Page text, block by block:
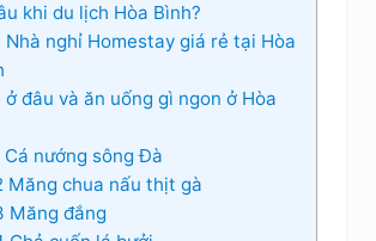
khi du lịch Hòa Bình?
Nhà nghỉ Homestay giá rẻ tại Hòa
đâu và ăn uống gì ngon ở Hòa
Cá nướng sông Đà
Măng chua nấu thịt gà
Măng đắng